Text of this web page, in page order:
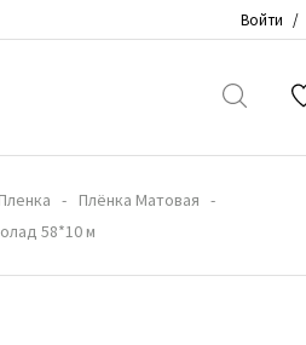
Войти /
Пленка
Плёнка Матовая
58*10 м